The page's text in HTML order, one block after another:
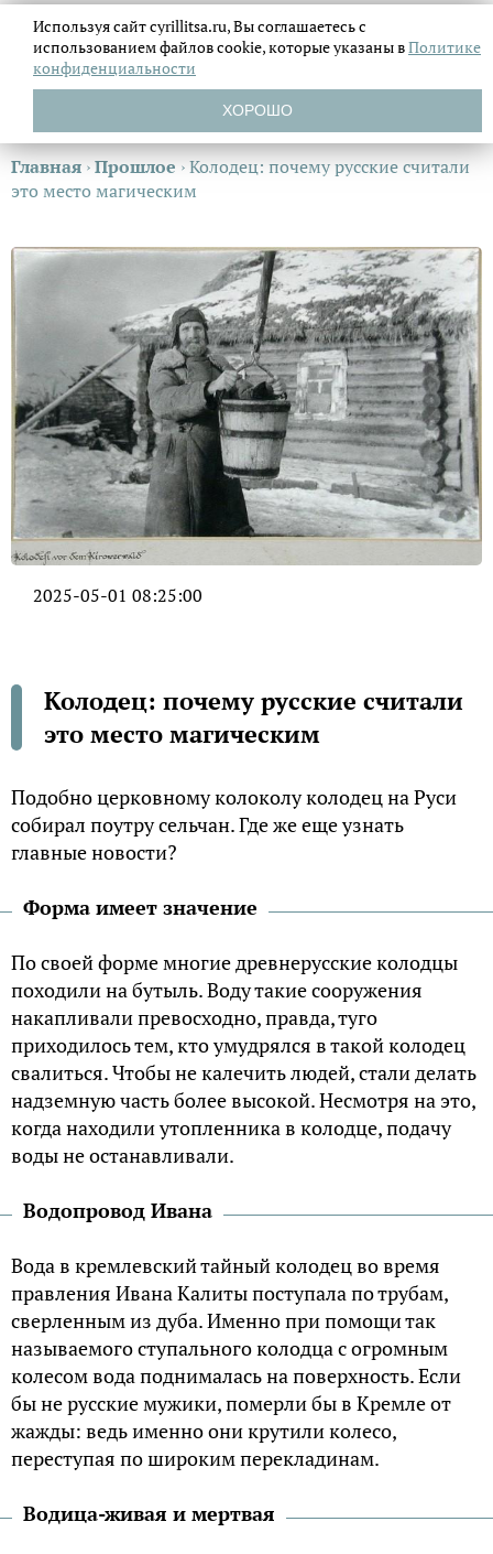
Главная ›Прошлое ›Колодец: почему русские считали
это место магическим
2025-05-01 08:25:00
Колодец: почему русские считали
это место магическим
Подобно церковному колоколу колодец на Руси
собирал поутру сельчан. Где же еще узнать
главные новости?
Форма имеет значение
По своей форме многие древнерусские колодцы
походили на бутыль. Воду такие сооружения
накапливали превосходно, правда, туго
приходилось тем, кто умудрялся в такой колодец
свалиться. Чтобы не калечить людей, стали делать
надземную часть более высокой. Несмотря на это,
когда находили утопленника в колодце, подачу
воды не останавливали.
Водопровод Ивана
Вода в кремлевский тайный колодец во время
правления Ивана Калиты поступала по трубам,
сверленным из дуба. Именно при помощи так
называемого ступального колодца с огромным
колесом вода поднималась на поверхность. Если
бы не русские мужики, померли бы в Кремле от
жажды: ведь именно они крутили колесо,
переступая по широким перекладинам.
Водица-живая и мертвая
Используя сайт cyrillitsa.ru, Вы соглашаетесь с
использованием файловcookie, которые указаны вПолитике
конфиденциальности
ХОРОШО